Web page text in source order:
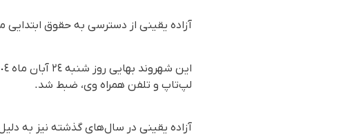
آزاده یقینی از دسترسی به حقوق
لپ‌تاپ و تلفن همراه وی، ضبط شد.
آزاده یقینی در سال‌های گذشته نیز به